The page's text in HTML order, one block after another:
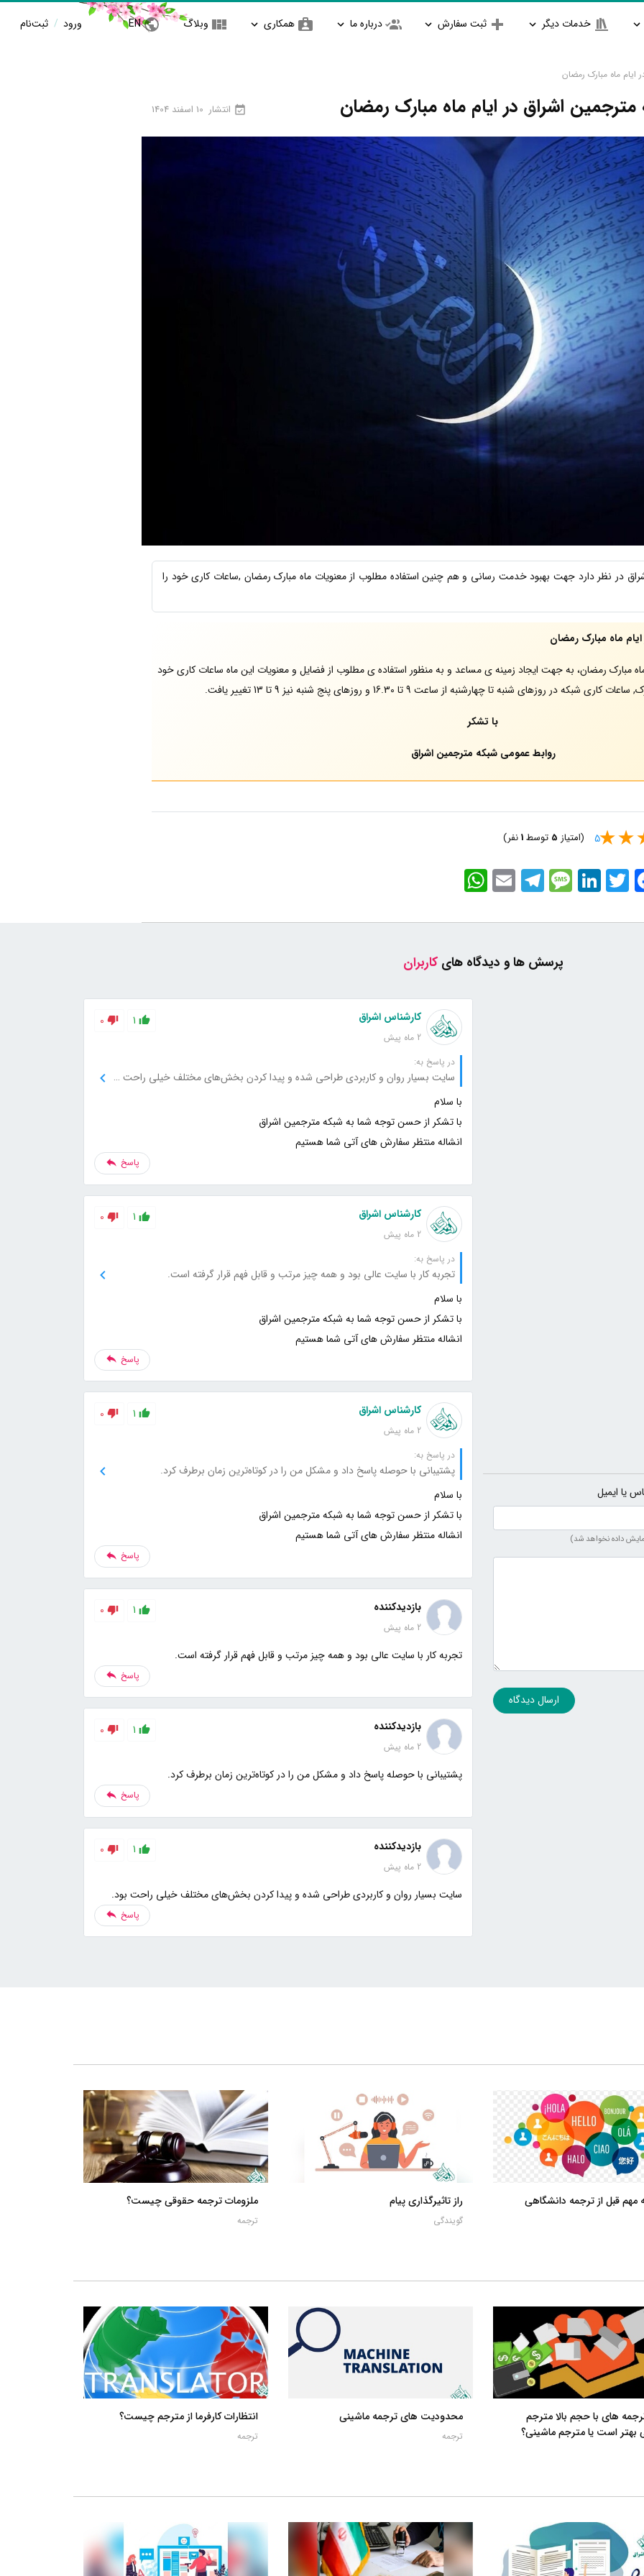
خدمات دیگر ثبت سفارش درباره ما همکاری وبلاگ EN ورود / ثبت‌نام
ایام ماه مبارک رمضان
اشراق در ایام ماه مبارک رمضان انتشار 10 اسفند 1404
در نظر دارد جهت بهبود خدمت رسانی و هم چنین استفاده مطلوب از معنویات ماه مبارک رمضان ,ساعات کاری خود را
ماه مبارک رمضان
مبارک رمضان، به جهت ایجاد زمینه ی مساعد و به منظور استفاده ی مطلوب از فضایل و معنویات این ماه ساعات کاری خود
شنبه تا چهارشنبه از ساعت 9 تا 16.30 و روزهای پنج شنبه نیز 9 تا 13 تغییر یافت.
با تشکر
روابط عمومی شبکه مترجمین اشراق
5 (امتیاز 5 توسط1نفر)
WhatsApp EmailTelegramMessageLinkedInTwitter
پرسش ها و دیدگاه هایکاربران
یا ایمیل
داده نخواهد شد)
ارسال دیدگاه
کارشناس اشراق
2 ماه پیش
1
0
در پاسخ به:
سایت بسیار روان و کاربردی طراحی شده و پیدا کردن بخش‌های مختلف خیلی راحت بود.
انشاله منتظر سفارش های آتی شما هستیم
پاسخ
کارشناس اشراق
2 ماه پیش
1
0
در پاسخ به:
تجربه کار با سایت عالی بود و همه چیز مرتب و قابل فهم قرار گرفته است.
انشاله منتظر سفارش های آتی شما هستیم
پاسخ
کارشناس اشراق
2 ماه پیش
1
0
در پاسخ به:
پشتیبانی با حوصله پاسخ داد و مشکل من را در کوتاه‌ترین زمان برطرف کرد.
انشاله منتظر سفارش های آتی شما هستیم
پاسخ
بازدیدکننده
2 ماه پیش
1
0
تجربه کار با سایت عالی بود و همه چیز مرتب و قابل فهم قرار گرفته است.
پاسخ
بازدیدکننده
2 ماه پیش
1
0
پشتیبانی با حوصله پاسخ داد و مشکل من را در کوتاه‌ترین زمان برطرف کرد.
پاسخ
بازدیدکننده
2 ماه پیش
1
0
سایت بسیار روان و کاربردی طراحی شده و پیدا کردن بخش‌های مختلف خیلی راحت بود.
پاسخ
راز تاثیرگذاری پیام
گویندگی
ملزومات ترجمه حقوقی چیست؟
ترجمه
های با حجم بالا مترجم
بهتر است یا مترجم ماشینی؟
محدودیت های ترجمه ماشینی
ترجمه
انتظارات کارفرما از مترجم چیست؟
ترجمه